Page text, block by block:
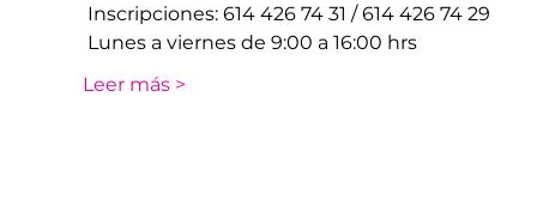
Inscripciones: 614 426 74 31 / 614 426 74 29
Lunes a viernes de 9:00 a 16:00 hrs
Leer más >